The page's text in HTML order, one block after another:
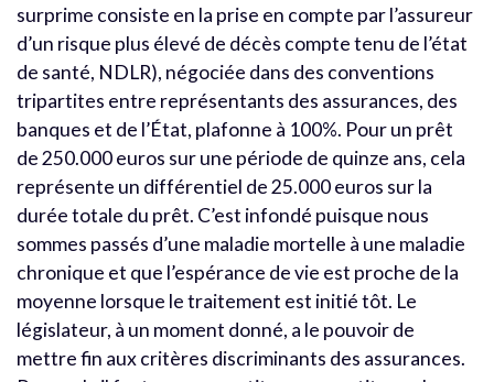
surprime consiste en la prise en compte par l’assureur
d’un risque plus élevé de décès compte tenu de l’état
de santé, NDLR), négociée dans des conventions
tripartites entre représentants des assurances, des
banques et de l’État, plafonne à 100%. Pour un prêt
de 250.000 euros sur une période de quinze ans, cela
représente un différentiel de 25.000 euros sur la
durée totale du prêt. C’est infondé puisque nous
sommes passés d’une maladie mortelle à une maladie
chronique et que l’espérance de vie est proche de la
moyenne lorsque le traitement est initié tôt. Le
législateur, à un moment donné, a le pouvoir de
mettre fin aux critères discriminants des assurances.